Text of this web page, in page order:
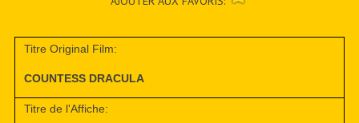
Titre Original Film:
COUNTESS DRACULA
Titre de l'Affiche: